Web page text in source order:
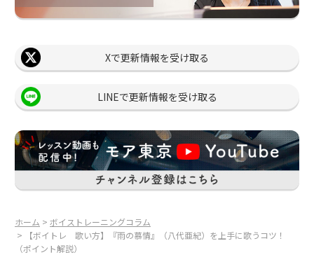
Xで更新情報を受け取る
LINEで更新情報を受け取る
ホーム > ボイストレーニングコラム
> 【ボイトレ 歌い方】『雨の慕情』（八代亜紀）を上手に歌うコツ！
（ポイント解説）